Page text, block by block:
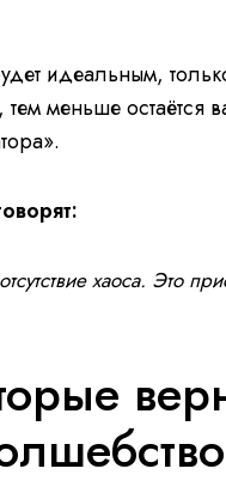
идеальным,
меньше остаётся
хаоса. Это